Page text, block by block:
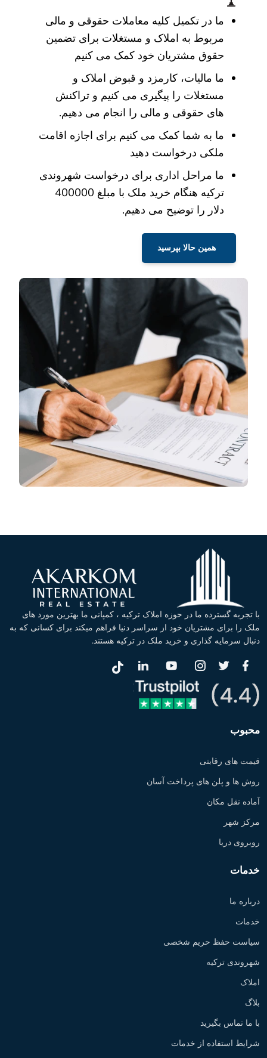
ما در تکمیل کلیه معاملات حقوقی و مالی
مربوط به املاک و مستغلات برای تضمین
حقوق مشتریان خود کمک می کنیم
ما مالیات، کارمزد و قبوض املاک و
مستغلات را پیگیری می کنیم و تراکنش
های حقوقی و مالی را انجام می دهیم.
ما به شما کمک می کنیم برای اجازه اقامت
ملکی درخواست دهید
ما مراحل اداری برای درخواست شهروندی
ترکیه هنگام خرید ملک با مبلغ 400000
دلار را توضیح می دهیم.
همین حالا بپرسید
با تجربه گسترده ما در حوزه املاک ترکیه ، کمپانی ما بهترین مورد های
ملک را برای مشتریان خود از سراسر دنیا فراهم میکند برای کسانی که به
دنبال سرمایه گذاری و خرید ملک در ترکیه هستند.
محبوب
قیمت های رقابتی
روش ها و پلن های پرداخت آسان
آماده نقل مکان
مرکز شهر
روبروی دریا
خدمات
درباره ما
خدمات
سیاست حفظ حریم شخصی
شهروندی ترکیه
املاک
بلاگ
با ما تماس بگیرید
شرایط استفاده از خدمات